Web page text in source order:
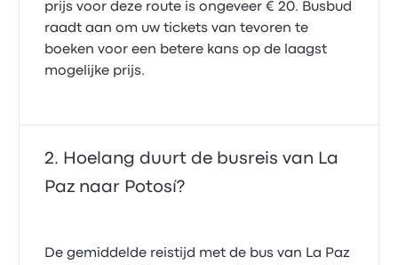
prijs voor deze route is ongeveer € 20. Busbud
raadt aan om uw tickets van tevoren te
boeken voor een betere kans op de laagst
mogelijke prijs.
Hoelang duurt de busreis van La
Paz naar Potosí?
De gemiddelde reistijd met de bus van La Paz